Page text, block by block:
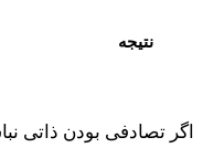
نتیجه
اگر تصادفی بودن ذاتی